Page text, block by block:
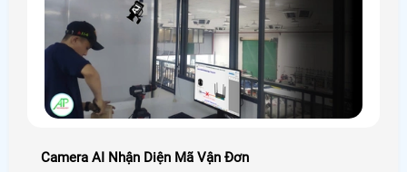
Camera AI Nhận Diện Mã Vận Đơn